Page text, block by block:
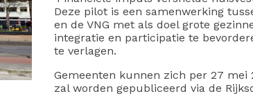
Deze pilot is een samenwerking
en de VNG met als doel grote
integratie en participatie te
te verlagen.
Gemeenten kunnen zich per 27 mei
zal worden gepubliceerd via de